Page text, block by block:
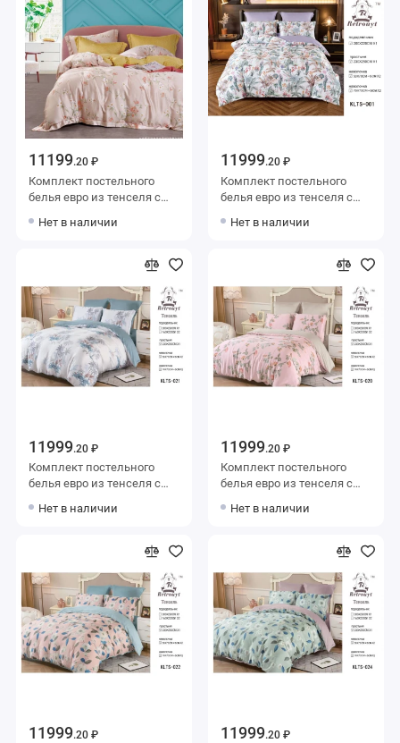
11199.20 ₽
Комплект постельного
белья евро из тенселя с
с наволочками 70х70 2 шт
Нет в наличии
11999.20 ₽
Комплект постельного
белья евро из тенселя с
с наволочками 70х70 2 шт
Нет в наличии
11999.20 ₽
Комплект постельного
белья евро из тенселя с
с наволочками 70х70 2 шт
Нет в наличии
11999.20 ₽
Комплект постельного
белья евро из тенселя с
с наволочками 70х70 2 шт
Нет в наличии
11999.20 ₽ 11999.20 ₽